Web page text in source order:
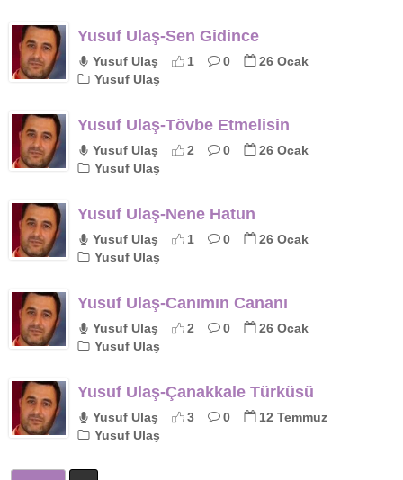
Yusuf Ulaş-Sen Gidince
Yusuf Ulaş 1 0
26 Ocak
Yusuf Ulaş
Yusuf Ulaş-Tövbe Etmelisin
Yusuf Ulaş 2 0
26 Ocak
Yusuf Ulaş
Yusuf Ulaş-Nene Hatun
Yusuf Ulaş 1 0
26 Ocak
Yusuf Ulaş
Yusuf Ulaş-Canımın Cananı
Yusuf Ulaş 2 0
26 Ocak
Yusuf Ulaş
Yusuf Ulaş-Çanakkale Türküsü
Yusuf Ulaş 3 0
12 Temmuz
Yusuf Ulaş